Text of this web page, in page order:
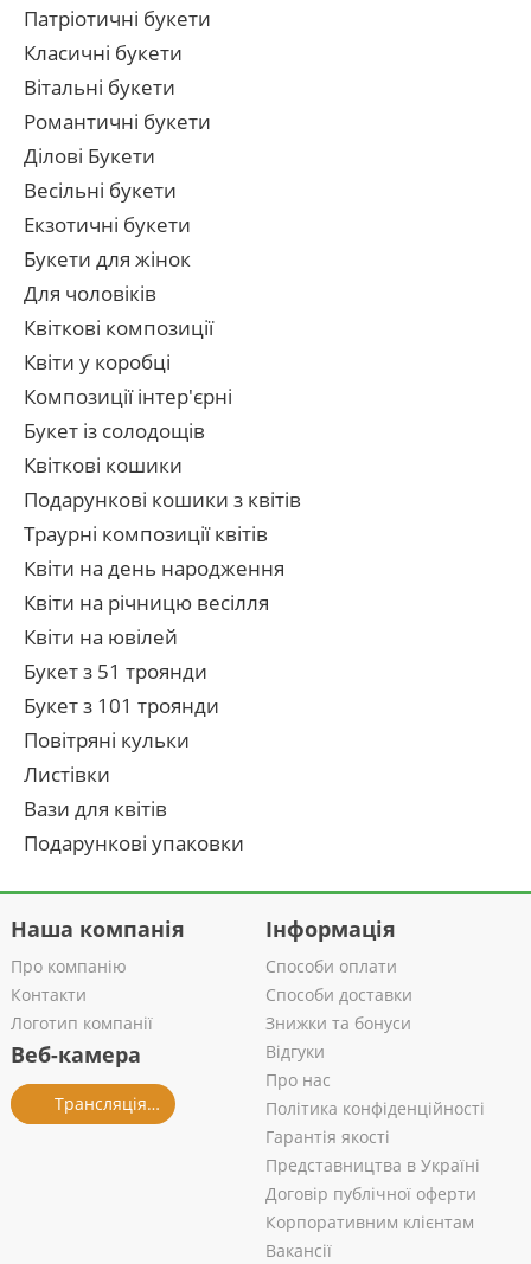
Патріотичні букети
Класичні букети
Вітальні букети
Романтичні букети
Ділові Букети
Весільні букети
Екзотичні букети
Букети для жінок
Для чоловіків
Квіткові композиції
Квіти у коробці
Композиції інтер'єрні
Букет із солодощів
Квіткові кошики
Подарункові кошики з квітів
Траурні композиції квітів
Квіти на день народження
Квіти на річницю весілля
Квіти на ювілей
Букет з 51 троянди
Букет з 101 троянди
Повітряні кульки
Листівки
Вази для квітів
Подарункові упаковки
Наша компанія
Про компанію
Контакти
Логотип компанії
Веб-камера
Трансляція із салону
Інформація
Способи оплати
Способи доставки
Знижки та бонуси
Відгуки
Про нас
Політика конфіденційності
Гарантія якості
Представництва в Україні
Договір публічної оферти
Корпоративним клієнтам
Вакансії